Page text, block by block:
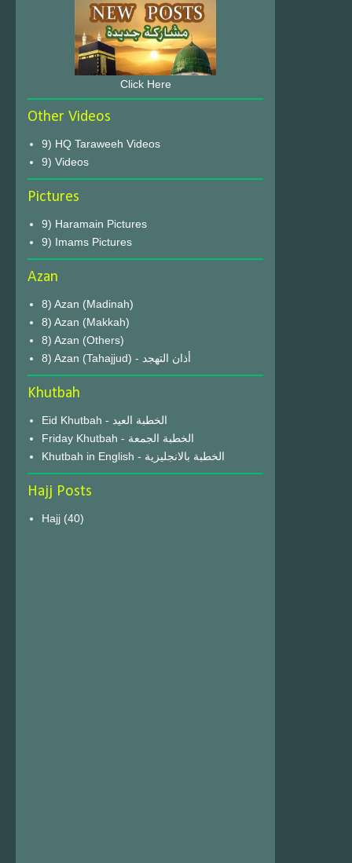
Click Here
Other Videos
9) HQ Taraweeh Videos
9) Videos
Pictures
9) Haramain Pictures
9) Imams Pictures
Azan
8) Azan (Madinah)
8) Azan (Makkah)
8) Azan (Others)
8) Azan (Tahajjud) - أذان التهجد
Khutbah
Eid Khutbah - الخطبة العيد
Friday Khutbah - الخطبة الجمعة
Khutbah in English - الخطبة بالانجليزية
Hajj Posts
Hajj (40)